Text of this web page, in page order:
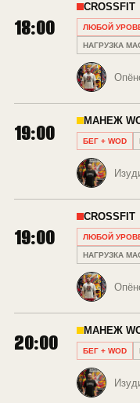
18:00
CROSSFIT
ЛЮБОЙ
НАГРУЗКА
19:00 МАНЕЖ
БЕГ + WOD
19:00
CROSSFIT
ЛЮБОЙ
НАГРУЗКА
20:00 МАНЕЖ
БЕГ + WOD